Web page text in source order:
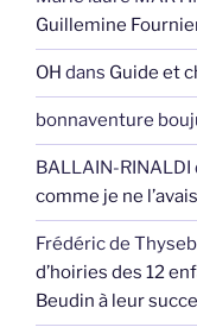
Guillemine
OH dans Guide et
bonnaventure
BALLAIN-RINALDI
comme je ne
Frédéric de
d’hoiries des 12
Beudin à leur